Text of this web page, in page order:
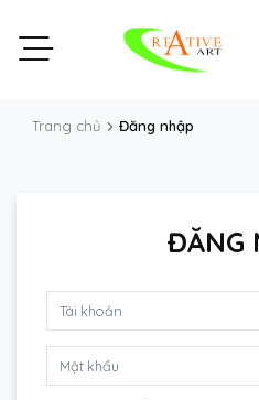
Trang chủ Đăng nhập
ĐĂNG